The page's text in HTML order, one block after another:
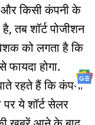
और किसी कंपनी के
तब शॉर्ट पोजीशन
को लगता है कि
होगा.
रहते हैं कि कंपनी
ये शॉर्ट सेलर